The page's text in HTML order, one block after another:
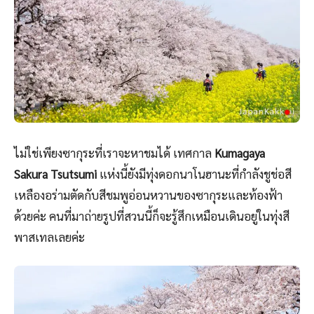
ไม่ใช่เพียงซากุระที่เราจะหาชมได้ เทศกาล Kumagaya
Sakura Tsutsumi แห่งนี้ยังมีทุ่งดอกนาโนฮานะที่กำลังชูช่อสี
เหลืองอร่ามตัดกับสีชมพูอ่อนหวานของซากุระและท้องฟ้า
ด้วยค่ะ คนที่มาถ่ายรูปที่สวนนี้ก็จะรู้สึกเหมือนเดินอยู่ในทุ่งสี
พาสเทลเลยค่ะ